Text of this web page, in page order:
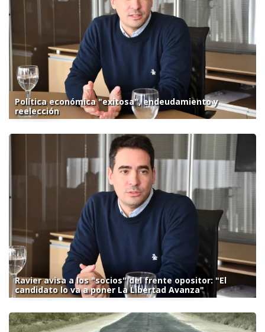
Política económica "exitosa", endeudamiento y
reelección
Ravier avisa a los "socios" del frente opositor: "El
candidato lo va a poner La Libertad Avanza"